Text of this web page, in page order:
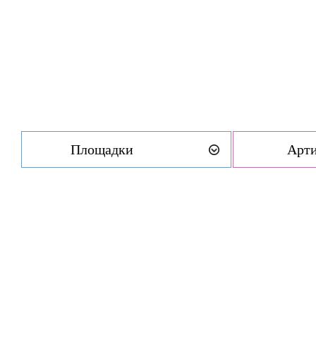
Площадки